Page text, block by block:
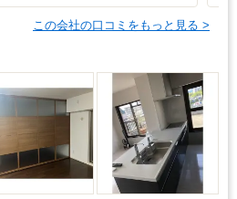
この会社の口コミをもっと見る >